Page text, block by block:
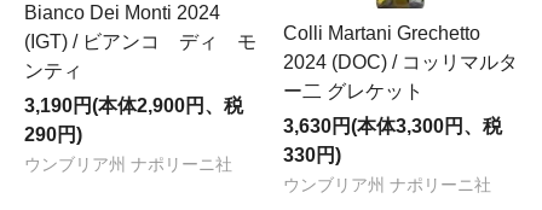
Bianco Dei Monti 2024
(IGT) / ビアンコ ディ モ
ンティ
3,190円(本体2,900円、税
290円)
ウンブリア州 ナポリーニ社
Colli Martani Grechetto
2024 (DOC) / コッリマルタ
ー二 グレケット
3,630円(本体3,300円、税
330円)
ウンブリア州 ナポリーニ社